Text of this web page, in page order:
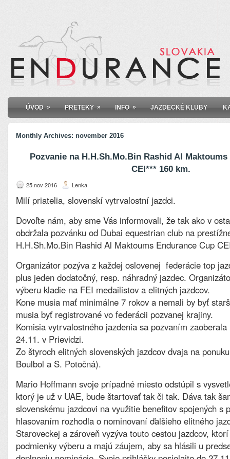
ÚVOD » PRETEKY » INFO » JAZDECKÉ KLUBY
Monthly Archives: november 2016
Pozvanie na H.H.Sh.Mo.Bin Rashid Al
CEI*** 160 km.
25.nov 2016 Lenka
Milí priatelia, slovenskí vytrvalostní jazdci.
Dovoľte nám, aby sme Vás informovali, že tak ako v
obdržala pozvánku od Dubai equestrian club na
H.H.Sh.Mo.Bin Rashid Al Maktoums Endurance Cup
Organizátor pozýva z každej oslovenej federácie top
plus jeden dodatočný, resp. náhradný jazdec.
výberu kladie na FEI medailistov a elitných jazdcov.
Kone musia mať minimálne 7 rokov a nemali by byť
musia byť registrované vo federácii pozvanej krajiny.
Komisia vytrvalostného jazdenia sa pozvaním
24.11. v Prievidzi.
Zo štyroch elitných slovenských jazdcov dvaja na
Boulbol a S. Potočná).
Mario Hoffmann svoje prípadné miesto odstúpil s
ktorý je už v UAE, bude štartovať tak či tak. Dáva tak
slovenskému jazdcovi na využitie benefitov spojených s
hlasovaním rozhodla o nominovaní ďalšieho elitného
Staroveckej a zároveň vyzýva touto cestou jazdcov,
podmienky výberu a majú záujem, aby sa hlásili u